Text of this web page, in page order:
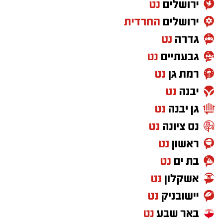
הצטרפו לקבוצת החדשות השקטה של רמת גן נט ב-
WhatsApp כל החדשות לחצו כאן
שלא להכשיר, לדבריו, שיתוף פעולה פוליטי עם
המפלגה.
בונצל, שהפך מאז נפילת בנו לאחד הקולות
הבולטים בקרב חלק מהמשפחות השכולות ומרבה
להשתתף בדיונים ציבוריים ובדיוני הכנסת, הביע
בסרטון התנגדות נחרצת למהלך. לדבריו, האפשרות